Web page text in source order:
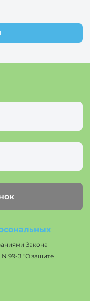
Закона
N 99-З "О защите